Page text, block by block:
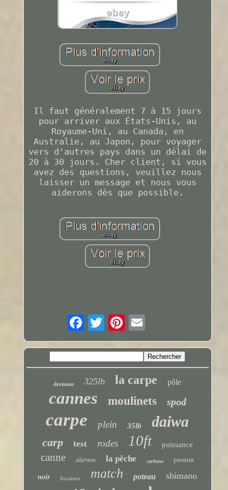
Il faut généralement 7 à 15 jours
pour arriver aux États-Unis, au
Royaume-Uni, au Canada, en
Australie, au Japon, pour voyager
vers d'autres pays dans un délai de
20 à 30 jours. Cher client, si vous
avez des questions, veuillez nous
laisser un message et nous vous
aiderons dès que possible.
drennan 325lb la carpe pôle
cannes moulinets spod
carpe plein 35lb daiwa
carp test rodes 10ft puissance
canne alarmes la pêche carbone preston
noir livraison match poteau shimano